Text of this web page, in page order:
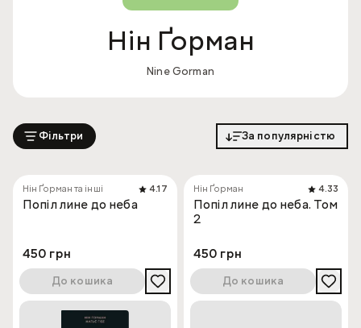
Нін Ґорман
Nine Gorman
Фільтри За популярністю
Нін Ґорман та інші 4.17
Попіл лине до неба
450 грн
До кошика
Нін Ґорман 4.33
Попіл лине до неба. Том
2
450 грн
До кошика